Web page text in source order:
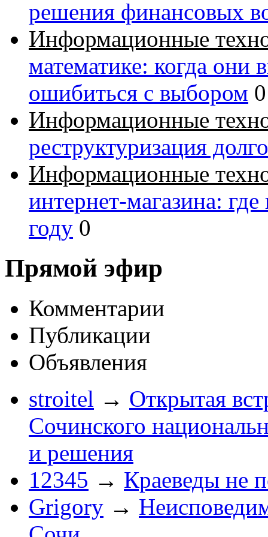
решения финансовых
Информационные
математике: когда они
ошибиться с выбором 0
Информационные
реструктуризация
Информационные
интернет-магазина:
году 0
Прямой эфир
Комментарии
Публикации
Объявления
stroitel → Открытая
Сочинского
и решения
12345 → Краеведы не
Grigory →